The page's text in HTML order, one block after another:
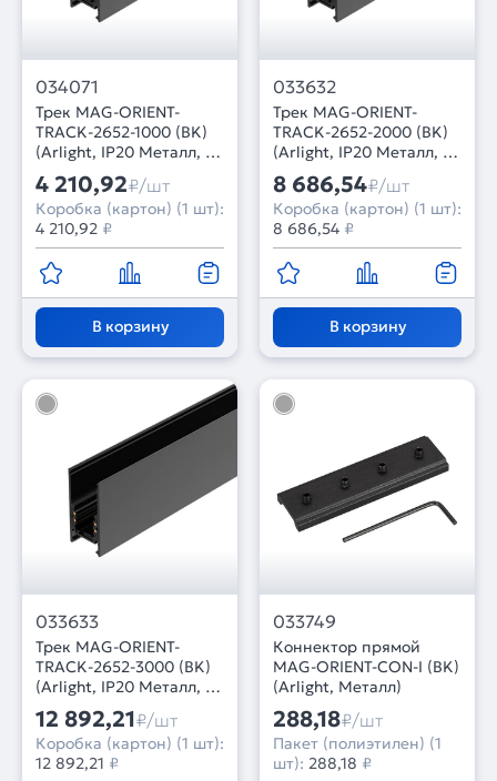
034071
Трек MAG-ORIENT-
TRACK-2652-1000 (BK)
(Arlight, IP20 Металл, 3
года)
4 210,92₽/шт
Коробка (картон) (1 шт):
4 210,92 ₽
В корзину
033632
Трек MAG-ORIENT-
TRACK-2652-2000 (BK)
(Arlight, IP20 Металл, 3
года)
8 686,54₽/шт
Коробка (картон) (1 шт):
8 686,54 ₽
В корзину
033633
Трек MAG-ORIENT-
TRACK-2652-3000 (BK)
(Arlight, IP20 Металл, 3
года)
12 892,21₽/шт
Коробка (картон) (1 шт):
12 892,21 ₽
033749
Коннектор прямой
MAG-ORIENT-CON-I (BK)
(Arlight, Металл)
288,18₽/шт
Пакет (полиэтилен) (1
шт): 288,18 ₽